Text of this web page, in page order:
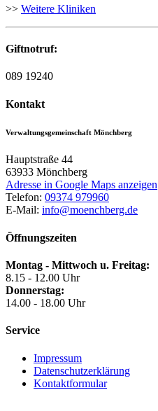
>> Weitere Kliniken
Giftnotruf:
089 19240
Kontakt
Verwaltungsgemeinschaft Mönchberg
Hauptstraße 44
63933 Mönchberg
Adresse in Google Maps anzeigen
Telefon: 09374 979960
E-Mail: info@moenchberg.de
Öffnungszeiten
Montag - Mittwoch u. Freitag:
8.15 - 12.00 Uhr
Donnerstag:
14.00 - 18.00 Uhr
Service
Impressum
Datenschutzerklärung
Kontaktformular